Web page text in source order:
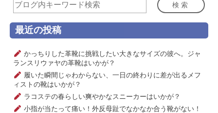
検索
最近の投稿
かっちりした革靴に挑戦したい大きなサイズの彼へ。ジャ
ランスリウァヤの革靴はいかが？
履いた瞬間じゃわからない、一日の終わりに差が出るメフ
ィストの靴はいかが？
ラコステの春らしい爽やかなスニーカーはいかが？
小指が当たって痛い！外反母趾でなかなか合う靴がない！